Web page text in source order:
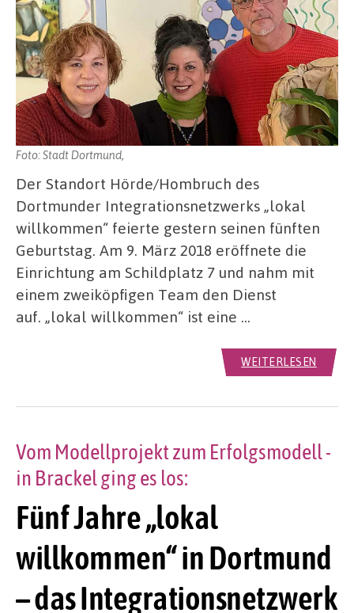
Foto: Stadt Dortmund,
Der Standort Hörde/Hombruch des
Dortmunder Integrationsnetzwerks „lokal
willkommen“ feierte gestern seinen fünften
Geburtstag. Am 9. März 2018 eröffnete die
Einrichtung am Schildplatz 7 und nahm mit
einem zweiköpfigen Team den Dienst
auf. „lokal willkommen“ ist eine …
WEITERLESEN
Fünf Jahre „lokal
willkommen“ in Dortmund
– das Integrationsnetzwerk
Vom Modellprojekt zum Erfolgsmodell -
in Brackel ging es los: